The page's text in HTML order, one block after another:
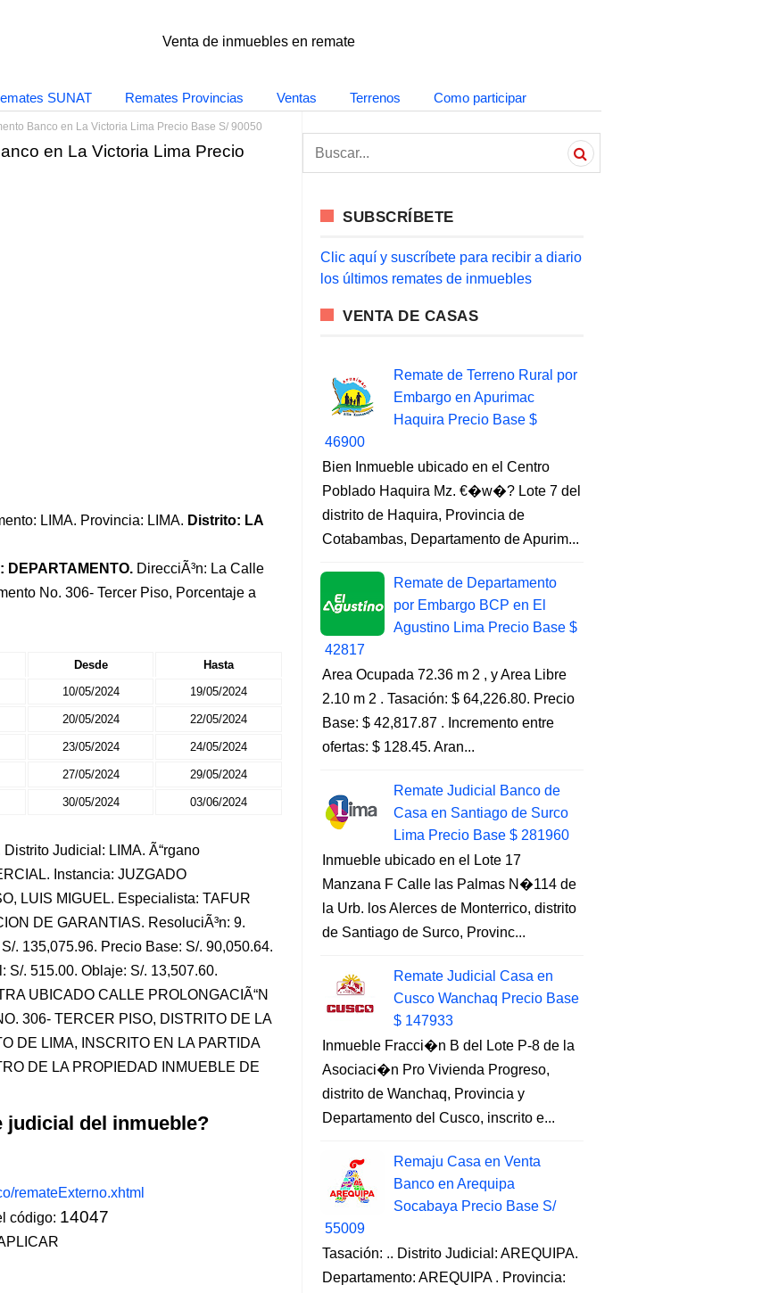
Venta de inmuebles en remate
SUNAT Remates Provincias Ventas Terrenos Como participar
Banco en La Victoria Lima Precio Base S/ 90050
en La Victoria Lima Precio
LIMA. Provincia: LIMA. Distrito: LA
DEPARTAMENTO. DirecciÃ³n: La Calle
No. 306- Tercer Piso, Porcentaje a
Desde
Hasta
10/05/2024 19/05/2024
20/05/2024 22/05/2024
23/05/2024 24/05/2024
27/05/2024 29/05/2024
30/05/2024 03/06/2024
Judicial: LIMA. Ã“rgano
Instancia: JUZGADO
LUIS MIGUEL. Especialista: TAFUR
DE GARANTIAS. ResoluciÃ³n: 9.
. 135,075.96. Precio Base: S/. 90,050.64.
S/. 515.00. Oblaje: S/. 13,507.60.
UBICADO CALLE PROLONGACIÃ“N
306- TERCER PISO, DISTRITO DE LA
DE LIMA, INSCRITO EN LA PARTIDA
DE LA PROPIEDAD INMUEBLE DE
judicial del inmueble?
remateExterno.xhtml
código: 14047
a
SUBSCRÍBETE
Clic aquí y suscríbete para recibir a diario
los últimos remates de inmuebles
VENTA DE CASAS
Remate de Terreno Rural por
Embargo en Apurimac
Haquira Precio Base $
46900
Bien Inmueble ubicado en el Centro
Poblado Haquira Mz. €�w�? Lote 7 del
distrito de Haquira, Provincia de
Cotabambas, Departamento de Apurim...
Remate de Departamento
por Embargo BCP en El
Agustino Lima Precio Base $
42817
Area Ocupada 72.36 m 2 , y Area Libre
2.10 m 2 . Tasación: $ 64,226.80. Precio
Base: $ 42,817.87 . Incremento entre
ofertas: $ 128.45. Aran...
Remate Judicial Banco de
Casa en Santiago de Surco
Lima Precio Base $ 281960
Inmueble ubicado en el Lote 17
Manzana F Calle las Palmas N�114 de
la Urb. los Alerces de Monterrico, distrito
de Santiago de Surco, Provinc...
Remate Judicial Casa en
Cusco Wanchaq Precio Base
$ 147933
Inmueble Fracci�n B del Lote P-8 de la
Asociaci�n Pro Vivienda Progreso,
distrito de Wanchaq, Provincia y
Departamento del Cusco, inscrito e...
Remaju Casa en Venta
Banco en Arequipa
Socabaya Precio Base S/
55009
Tasación: .. Distrito Judicial: AREQUIPA.
Departamento: AREQUIPA . Provincia: